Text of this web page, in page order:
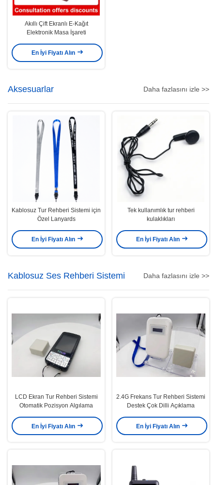
Akıllı Çift Ekranlı E-Kağıt
Elektronik Masa İşareti
En İyi Fiyatı Alın
Aksesuarlar Daha fazlasını izle >>
Kablosuz Tur Rehberi Sistemi için
Özel Lanyards
En İyi Fiyatı Alın
Tek kullanımlık tur rehberi
kulaklıkları
En İyi Fiyatı Alın
Kablosuz Ses Rehberi Sistemi Daha fazlasını izle >>
LCD Ekran Tur Rehberi Sistemi
Otomatik Pozisyon Algılama
En İyi Fiyatı Alın
2.4G Frekans Tur Rehberi Sistemi
Destek Çok Dilli Açıklama
En İyi Fiyatı Alın